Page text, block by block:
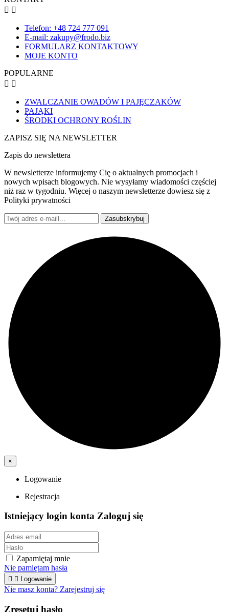
 
Telefon: +48 724 777 091
E-mail: zakupy@frodo.biz
FORMULARZ KONTAKTOWY
MOJE KONTO
POPULARNE
 
ZWALCZANIE OWADÓW I PAJĘCZAKÓW
PAJĄKI
ŚRODKI OCHRONY ROŚLIN
ZAPISZ SIĘ NA NEWSLETTER
Zapis do newslettera
W newsletterze informujemy Cię o aktualnych promocjach i
nowych wpisach blogowych. Nie wysyłamy wiadomości częściej
niż raz w tygodniu. Więcej o naszym newsletterze dowiesz się z
Polityki prywatności
Zasubskrybuj
×
Logowanie
Rejestracja
Istniejący login konta Zaloguj się
Zapamiętaj mnie
Nie pamiętam hasła
  Logowanie
Nie masz konta? Zarejestruj się
Zresetuj hasło